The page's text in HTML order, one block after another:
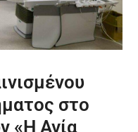
στο
«Η Αγία